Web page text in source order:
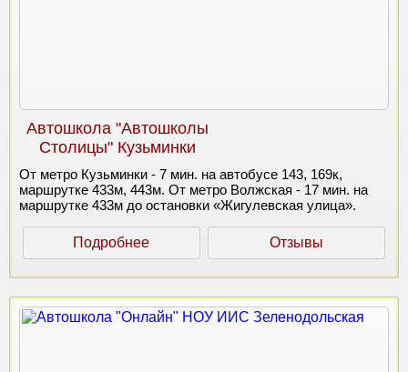
Автошкола "Автошколы
Столицы" Кузьминки
От метро Кузьминки - 7 мин. на автобусе 143, 169к,
маршрутке 433м, 443м. От метро Волжская - 17 мин. на
маршрутке 433м до остановки «Жигулевская улица».
Подробнее Отзывы